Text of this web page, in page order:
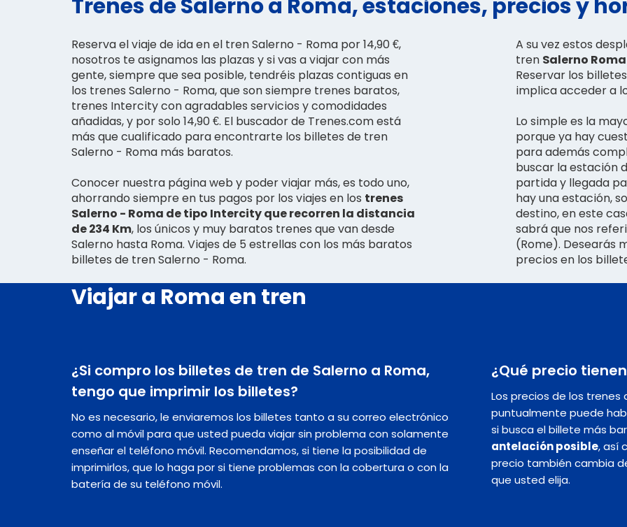
Trenes de Salerno a Roma, estaciones, precios y
Reserva el viaje de ida en el tren Salerno - Roma por 14,90 €,
nosotros te asignamos las plazas y si vas a viajar con más
gente, siempre que sea posible, tendréis plazas contiguas en
los trenes Salerno - Roma, que son siempre trenes baratos,
trenes Intercity con agradables servicios y comodidades
añadidas, y por solo 14,90 €. El buscador de Trenes.com está
más que cualificado para encontrarte los billetes de tren
Salerno - Roma más baratos.
Conocer nuestra página web y poder viajar más, es todo uno,
ahorrando siempre en tus pagos por los viajes en los trenes
Salerno - Roma de tipo Intercity que recorren la distancia
de 234 Km, los únicos y muy baratos trenes que van desde
Salerno hasta Roma. Viajes de 5 estrellas con los más baratos
billetes de tren Salerno - Roma.
A su vez estos
tren Salerno
Reservar los
implica acceder a
Lo simple es la
porque ya hay
para además
buscar la estación
partida y llegada
hay una estación,
destino, en este
sabrá que nos
(Rome). Desearás
precios en los
Viajar a Roma en tren
¿Si compro los billetes de tren de Salerno a Roma,
tengo que imprimir los billetes?
No es necesario, le enviaremos los billetes tanto a su correo electrónico
como al móvil para que usted pueda viajar sin problema con solamente
enseñar el teléfono móvil. Recomendamos, si tiene la posibilidad de
imprimirlos, que lo haga por si tiene problemas con la cobertura o con la
batería de su teléfono móvil.
¿Qué precio
Los precios de los trenes
puntualmente puede
si busca el billete más
antelación posible, así
precio también cambia
que usted elija.